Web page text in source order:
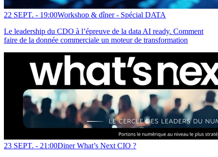
22 SEPT. - 19:00Workshop & dîner - Spécial DATA
Le leadership du CDO à l’épreuve de la data AI ready. Comment
faire de la donnée commerciale un moteur de transformation
23 SEPT. - 21:00Diner What’s Next CIO ?